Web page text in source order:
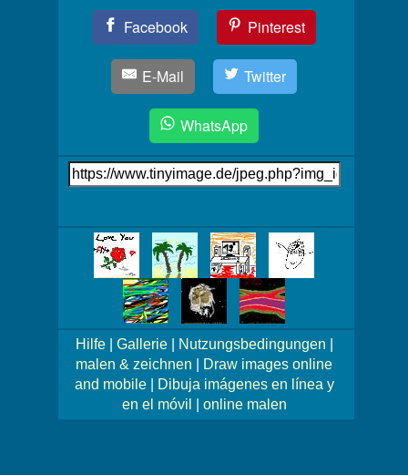
Facebook Pinterest
E-Mail Twitter
WhatsApp
Link
auf's
Mehr
Bilder!
Hilfe| Gallerie| Nutzungsbedingungen
malen & zeichnen
Draw images online
and mobile|
Dibuja imágenes en línea y
en el móvil
online malen